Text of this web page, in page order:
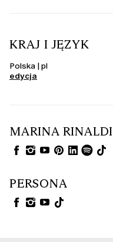
KRAJ I JĘZYK
Polska | pl
edycja
MARINA RINALDI
PERSONA